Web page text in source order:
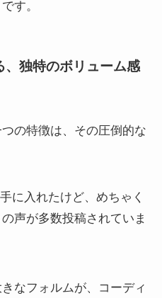
す。
、独特のボリューム感
の特徴は、その圧倒的な
に入れたけど、めちゃく
声が多数投稿されていま
なフォルムが、コーディ